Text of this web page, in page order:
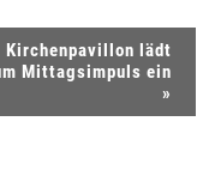
Kirchenpavillon lädt
Mittagsimpuls ein
»